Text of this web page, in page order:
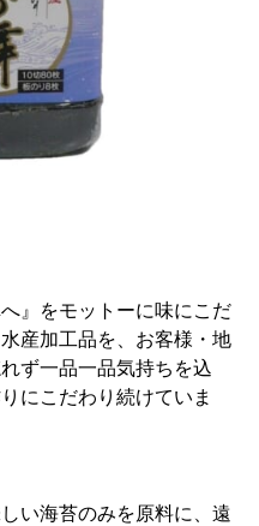
』をモットーに味にこだ
産加工品を、お客様・地
ず一品一品気持ちを込
にこだわり続けていま
い海苔のみを原料に、遠